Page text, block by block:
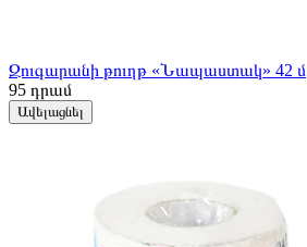
Զուգարանի թուղթ «Նապաստակ» 42 մ
95 դրամ
Ավելացնել